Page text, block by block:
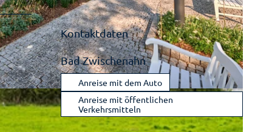
CC-BY-SA
Kontaktdaten
Bad Zwischenahn
Anreise mit dem Auto
Anreise mit öffentlichen
Verkehrsmitteln